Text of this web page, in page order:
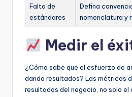
Falta de
estándares
Defina
nomenclatura y
Medir el
¿Cómo sabe que el esfuerzo de
dando resultados? Las métricas
resultados del negocio, no solo el